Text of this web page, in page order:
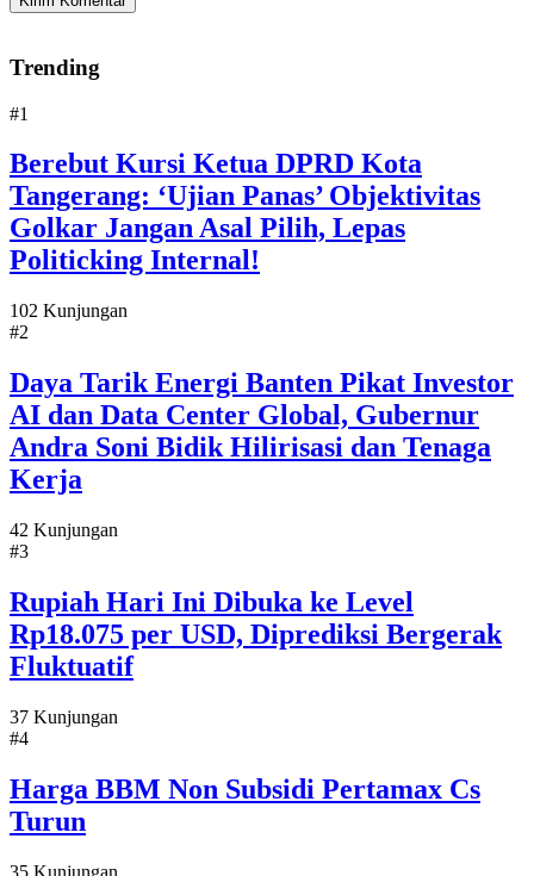
Trending
#1
Berebut Kursi Ketua DPRD Kota
Tangerang: ‘Ujian Panas’ Objektivitas
Golkar Jangan Asal Pilih, Lepas
Politicking Internal!
102 Kunjungan
#2
Daya Tarik Energi Banten Pikat Investor
AI dan Data Center Global, Gubernur
Andra Soni Bidik Hilirisasi dan Tenaga
Kerja
42 Kunjungan
#3
Rupiah Hari Ini Dibuka ke Level
Rp18.075 per USD, Diprediksi Bergerak
Fluktuatif
37 Kunjungan
#4
Harga BBM Non Subsidi Pertamax Cs
Turun
35 Kunjungan